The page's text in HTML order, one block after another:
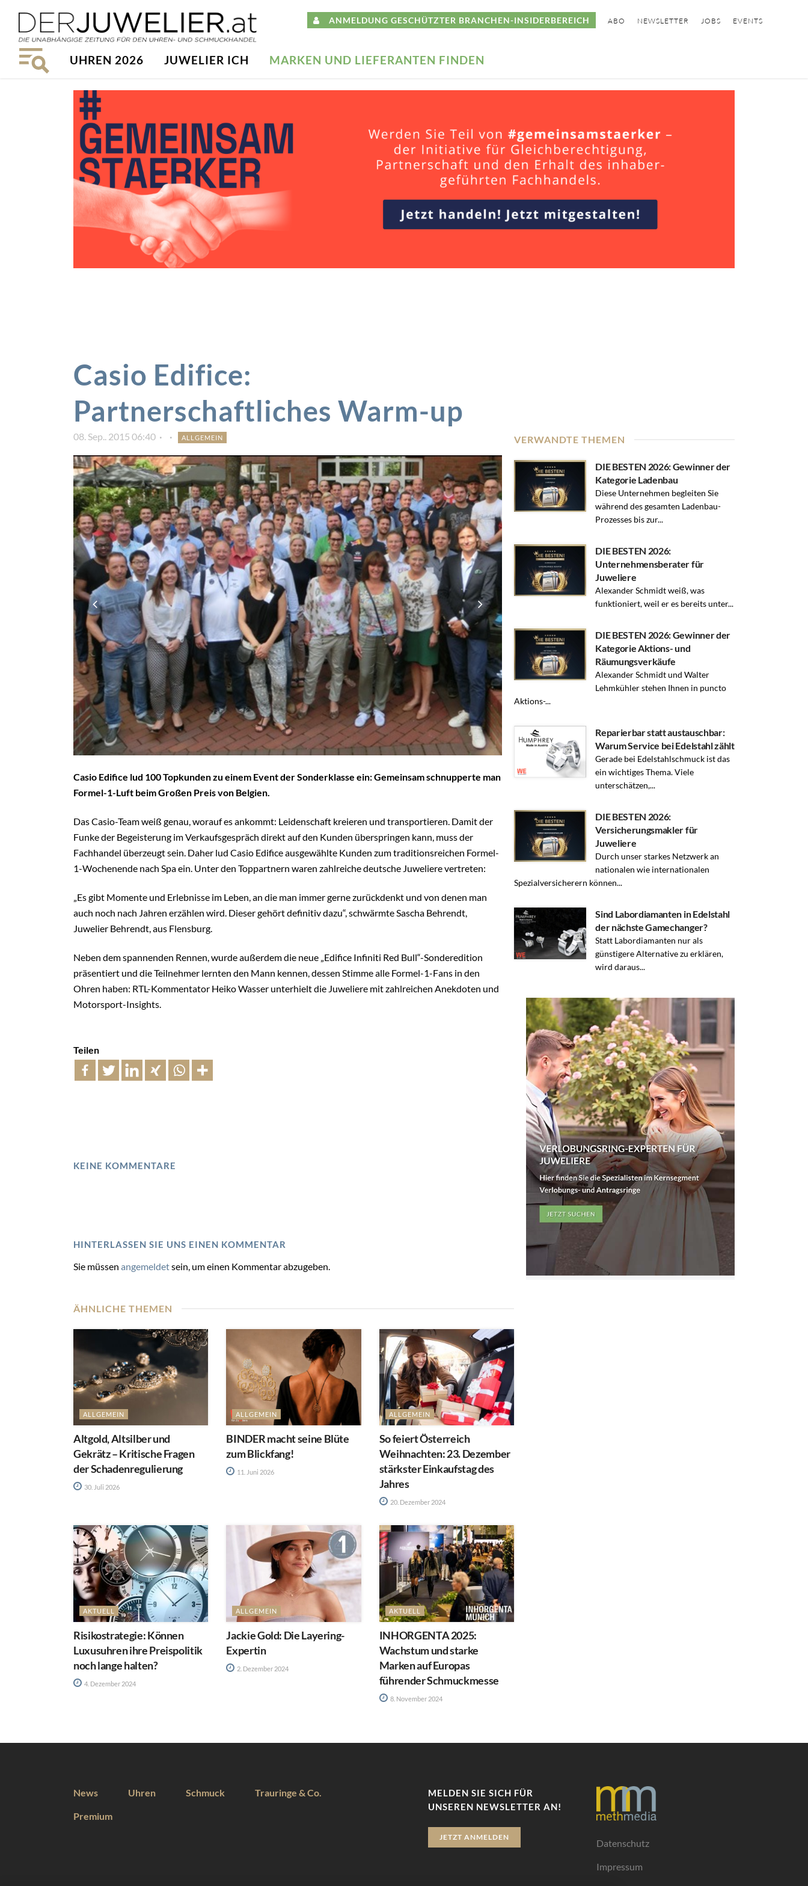
ANMELDUNG GESCHÜTZTER BRANCHEN-INSIDERBEREICH ABO NEWSLETTER JOBS EVENTS
UHREN 2026 JUWELIER ICH MARKEN UND LIEFERANTEN FINDEN
Casio Edifice:
Partnerschaftliches Warm-up
08. Sep.. 2015 06:40 ALLGEMEIN
Casio Edifice lud 100 Topkunden zu einem Event der Sonderklasse ein: Gemeinsam schnupperte man
Formel-1-Luft beim Großen Preis von Belgien.
Das Casio-Team weiß genau, worauf es ankommt: Leidenschaft kreieren und transportieren. Damit der
Funke der Begeisterung im Verkaufsgespräch direkt auf den Kunden überspringen kann, muss der
Fachhandel überzeugt sein. Daher lud Casio Edifice ausgewählte Kunden zum traditionsreichen Formel-
1-Wochenende nach Spa ein. Unter den Toppartnern waren zahlreiche deutsche Juweliere vertreten:
„Es gibt Momente und Erlebnisse im Leben, an die man immer gerne zurückdenkt und von denen man
auch noch nach Jahren erzählen wird. Dieser gehört definitiv dazu“, schwärmte Sascha Behrendt,
Juwelier Behrendt, aus Flensburg.
Neben dem spannenden Rennen, wurde außerdem die neue „Edifice Infiniti Red Bull“-Sonderedition
präsentiert und die Teilnehmer lernten den Mann kennen, dessen Stimme alle Formel-1-Fans in den
Ohren haben: RTL-Kommentator Heiko Wasser unterhielt die Juweliere mit zahlreichen Anekdoten und
Motorsport-Insights.
Teilen
KEINE KOMMENTARE
HINTERLASSEN SIE UNS EINEN KOMMENTAR
Sie müssen angemeldetsein, um einen Kommentar abzugeben.
VERWANDTE THEMEN
DIE BESTEN 2026: Gewinner der
Kategorie Ladenbau
Diese Unternehmen begleiten Sie
während des gesamten Ladenbau-
Prozesses bis zur...
DIE BESTEN 2026:
Unternehmensberater für
Juweliere
Alexander Schmidt weiß, was
funktioniert, weil er es bereits unter...
DIE BESTEN 2026: Gewinner der
Kategorie Aktions- und
Räumungsverkäufe
Alexander Schmidt und Walter
Lehmkühler stehen Ihnen in puncto
Aktions-...
Reparierbar statt austauschbar:
Warum Service bei Edelstahl zählt
Gerade bei Edelstahlschmuck ist das
ein wichtiges Thema. Viele
unterschätzen,...
DIE BESTEN 2026:
Versicherungsmakler für
Juweliere
Durch unser starkes Netzwerk an
nationalen wie internationalen
Spezialversicherern können...
Sind Labordiamanten in Edelstahl
der nächste Gamechanger?
Statt Labordiamanten nur als
günstigere Alternative zu erklären,
wird daraus...
ÄHNLICHE THEMEN
ALLGEMEIN
Altgold, Altsilber und
Gekrätz – Kritische Fragen
der Schadenregulierung
30. Juli 2026
ALLGEMEIN
BINDER macht seine Blüte
zum Blickfang!
11. Juni 2026
ALLGEMEIN
So feiert Österreich
Weihnachten: 23. Dezember
stärkster Einkaufstag des
Jahres
20. Dezember 2024
AKTUELL
Risikostrategie: Können
Luxusuhren ihre Preispolitik
noch lange halten?
4. Dezember 2024
ALLGEMEIN
Jackie Gold: Die Layering-
Expertin
2. Dezember 2024
AKTUELL
INHORGENTA 2025:
Wachstum und starke
Marken auf Europas
führender Schmuckmesse
8. November 2024
News Uhren Schmuck Trauringe & Co.
Premium
MELDEN SIE SICH FÜR
UNSEREN NEWSLETTER AN!
JETZT ANMELDEN
Datenschutz
Impressum